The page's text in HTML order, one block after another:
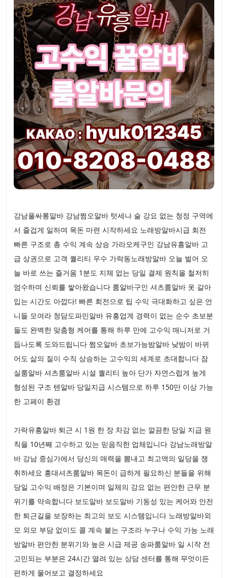
강남풀싸롱알바 강남쩜오알바 텃세나 술 강요 없는 청정 구역에
서 즐겁게 일하며 목돈 마련 시작하세요 노래방알바시급 회전
빠른 구조로 총 수익 계속 상승 가라오케구인 강남유흥알바 고
급 상권으로 고객 퀄리티 우수 가락동노래방알바 오늘 벌어 오
늘 바로 쓰는 즐거움 1분도 지체 없는 당일 결제 원칙을 철저히
엄수하며 신뢰를 쌓아왔습니다 룸알바구인 셔츠룸알바 옷 갈아
입는 시간도 아깝다! 빠른 회전으로 팁 수익 극대화하고 싶은 언
니들 모여라 청담도파민알바 유흥업계 경력이 없는 순수 초보분
들도 완벽한 맞춤형 케어를 통해 하루 만에 고수익 매니저로 거
듭나도록 도와드립니다 쩜오알바 초보가능밤알바 낮밤이 바뀌
어도 삶의 질이 수직 상승하는 고수익의 세계로 초대합니다 잠
실룸알바 셔츠룸알바 시설 퀄리티 높아 단가 자연스럽게 높게
형성된 구조 텐알바 당일지급 시스템으로 하루 150만 이상 가능
한 고페이 환경
가락유흥알바 퇴근 시 1원 한 장 차감 없는 깔끔한 당일 지급 원
칙을 10년째 고수하고 있는 믿음직한 업체입니다 강남노래방알
바 강남 중심가에서 당신의 매력을 뽐내고 최고액의 일당을 쟁
취하세요 홍대셔츠룸알바 목돈이 급하게 필요하신 분들을 위해
당일 고수익 배정은 기본이며 일체의 강요 없는 편안한 근무 분
위기를 약속합니다 보도알바 보도알바 기동성 있는 케어와 안전
한 퇴근길을 보장하는 최고의 보도 시스템입니다 노래방알바외
모 외모 부담 없이도 콜 계속 붙는 구조라 누구나 수익 가능 노래
방알바 편안한 분위기와 높은 시급 제공 송파룸알바 일 시작 전
고민되는 부분은 24시간 열려 있는 상담 센터를 통해 무엇이든
편하게 물어보고 결정하세요